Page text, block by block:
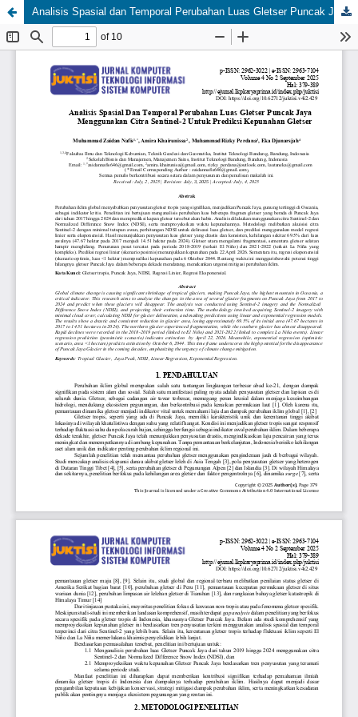
Analisis Spasial dan Temporal Perubahan Luas Gletser Puncak Jaya Menggunakan Citra Sentinel-2 untuk Prediksi Kepunahan Gletser